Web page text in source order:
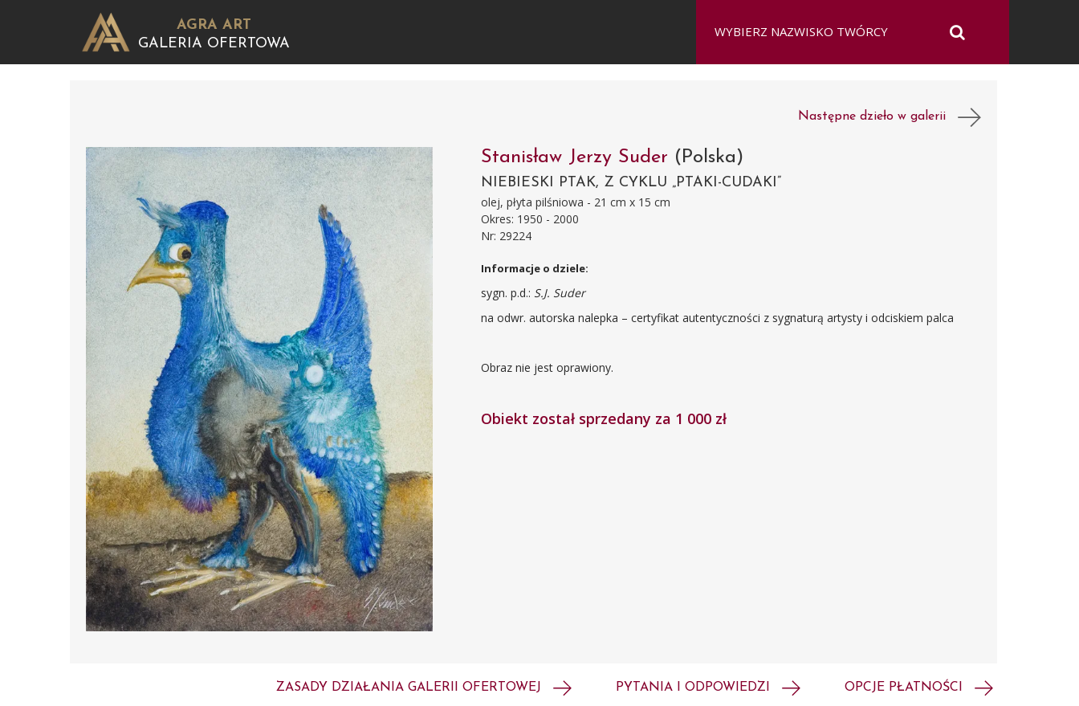
AGRA ART
GALERIA OFERTOWA
Następne dzieło w galerii
Stanisław Jerzy Suder (Polska)
NIEBIESKI PTAK, Z CYKLU „PTAKI-CUDAKI”
olej, płyta pilśniowa - 21 cm x 15 cm
Okres: 1950 - 2000
Nr: 29224
Informacje o dziele:
sygn. p.d.: S.J. Suder
na odwr. autorska nalepka – certyfikat autentyczności z sygnaturą artysty i odciskiem palca
Obraz nie jest oprawiony.
Obiekt został sprzedany za 1 000 zł
ZASADY DZIAŁANIA GALERII OFERTOWEJ PYTANIA I ODPOWIEDZI OPCJE PŁATNOŚCI